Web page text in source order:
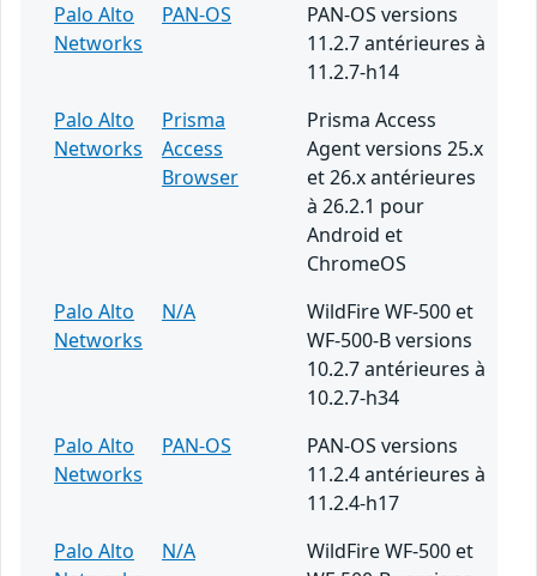
Palo Alto
Networks
PAN-OS
PAN-OS versions
11.2.7 antérieures à
11.2.7-h14
Palo Alto
Networks
Prisma
Access
Browser
Prisma Access
Agent versions 25.x
et 26.x antérieures
à 26.2.1 pour
Android et
ChromeOS
Palo Alto
Networks
N/A
WildFire WF-500 et
WF-500-B versions
10.2.7 antérieures à
10.2.7-h34
Palo Alto
Networks
PAN-OS
PAN-OS versions
11.2.4 antérieures à
11.2.4-h17
Palo Alto
N/A
WildFire WF-500 et